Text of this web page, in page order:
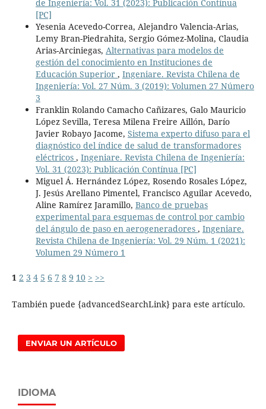
de Ingeniería: Vol. 31 (2023): Publicación Contínua
[PC]
Yesenia Acevedo-Correa, Alejandro Valencia-Arias,
Lemy Bran-Piedrahita, Sergio Gómez-Molina, Claudia
Arias-Arciniegas, Alternativas para modelos de
gestión del conocimiento en Instituciones de
Educación Superior , Ingeniare. Revista Chilena de
Ingeniería: Vol. 27 Núm. 3 (2019): Volumen 27 Número
3
Franklin Rolando Camacho Cañizares, Galo Mauricio
López Sevilla, Teresa Milena Freire Aillón, Darío
Javier Robayo Jacome, Sistema experto difuso para el
diagnóstico del índice de salud de transformadores
eléctricos , Ingeniare. Revista Chilena de Ingeniería:
Vol. 31 (2023): Publicación Contínua [PC]
Miguel Á. Hernández López, Rosendo Rosales López,
J. Jesús Arellano Pimentel, Francisco Aguilar Acevedo,
Aline Ramírez Jaramillo, Banco de pruebas
experimental para esquemas de control por cambio
del ángulo de paso en aerogeneradores , Ingeniare.
Revista Chilena de Ingeniería: Vol. 29 Núm. 1 (2021):
Volumen 29 Número 1
1 2 3 4 5 6 7 8 9 10 > >>
También puede {advancedSearchLink} para este artículo.
ENVIAR UN ARTÍCULO
IDIOMA